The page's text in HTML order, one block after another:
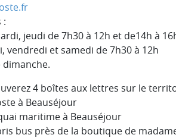
:
jeudi de 7h30 à 12h et de14h à
vendredi et samedi de 7h30 à 12h
dimanche.
4 boîtes aux lettres sur le
à Beauséjour
maritime à Beauséjour
bus près de la boutique de